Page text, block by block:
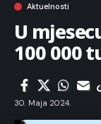
Aktuelnosti
U
100 000
30. Maja 2024.